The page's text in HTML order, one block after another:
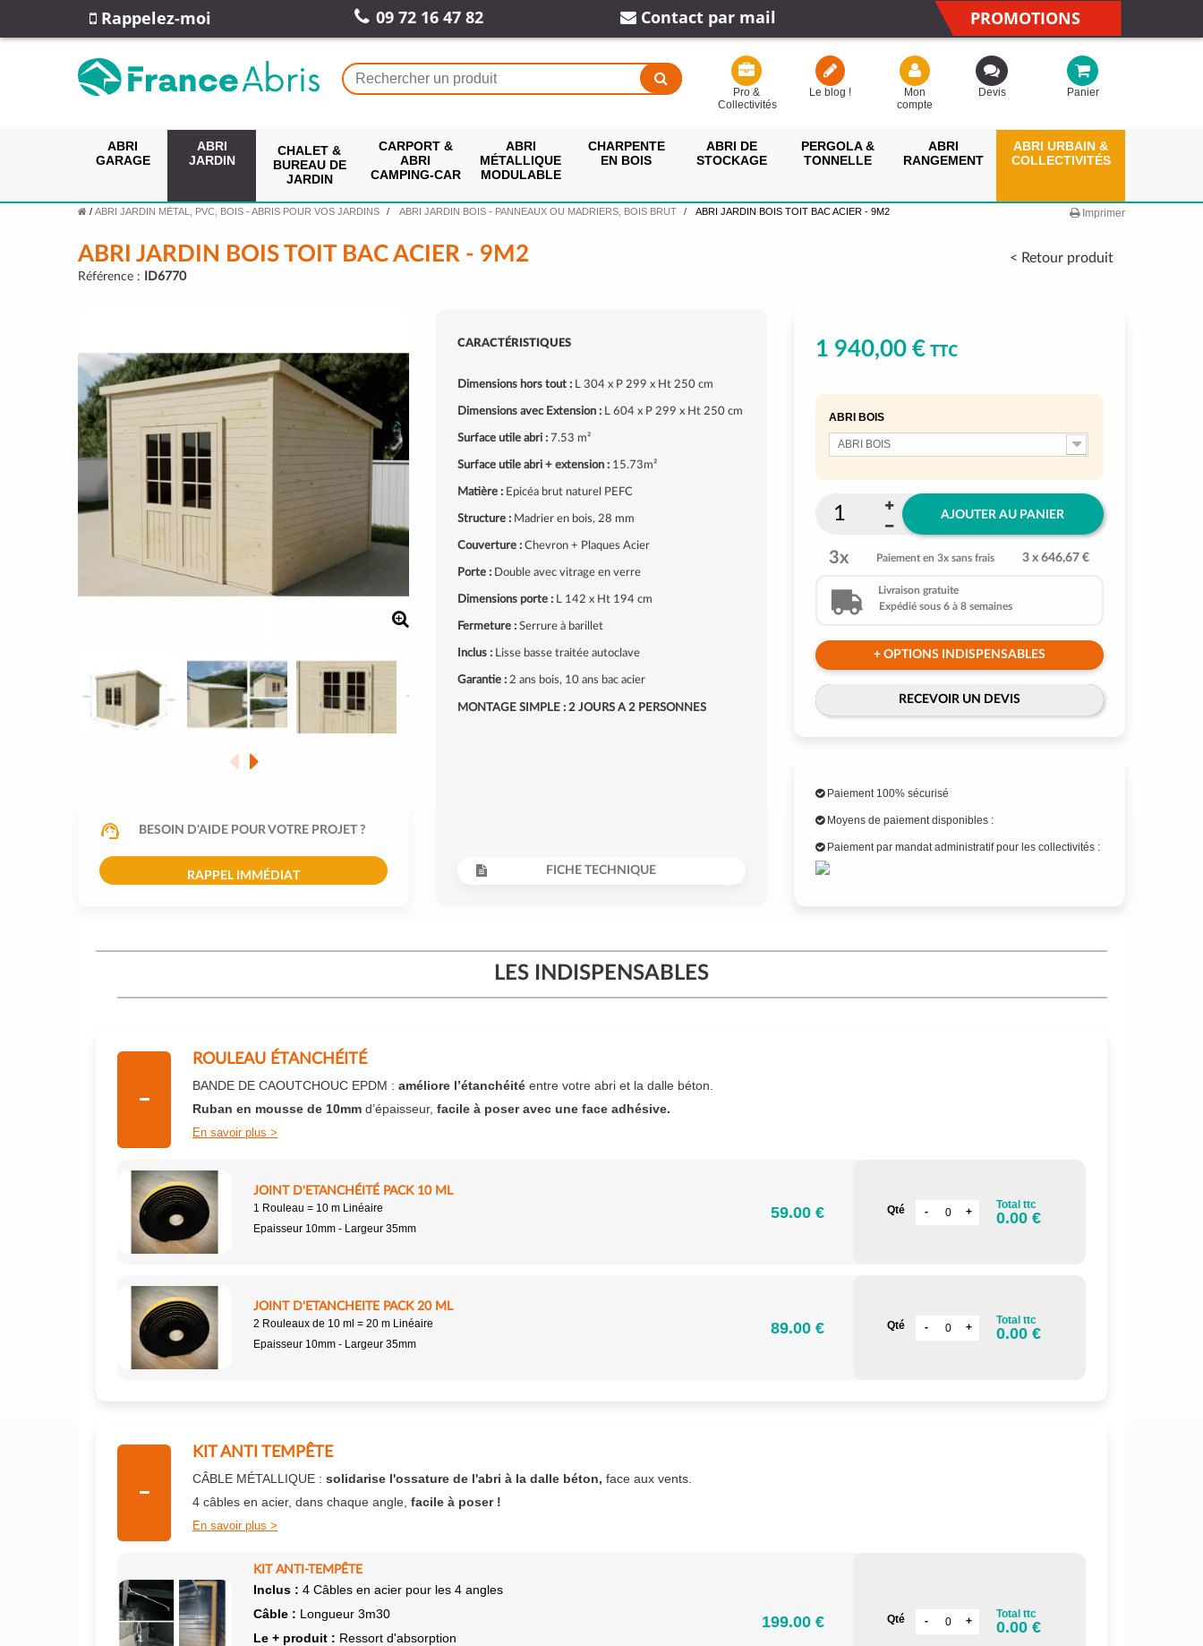
Rappelez-moi 09 72 16 47 82 Contact par mail PROMOTIONS
Pro &
Collectivités
Le blog !
Mon
compte
Devis Panier
ABRI
GARAGE
ABRI
JARDIN
CHALET &
BUREAU DE
JARDIN
CARPORT &
ABRI
CAMPING-CAR
ABRI
MÉTALLIQUE
MODULABLE
CHARPENTE
EN BOIS
ABRI DE
STOCKAGE
PERGOLA &
TONNELLE
ABRI
RANGEMENT
ABRI URBAIN &
COLLECTIVITÉS
/ ABRI JARDIN MÉTAL, PVC, BOIS - ABRIS POUR VOS JARDINS ABRI JARDIN BOIS - PANNEAUX OU MADRIERS, BOIS BRUT ABRI JARDIN BOIS TOIT BAC ACIER - 9M2 Imprimer
< Retour produit
ABRI JARDIN BOIS TOIT BAC ACIER - 9M2
Référence : ID6770
BESOIN D'AIDE POUR VOTRE PROJET ?
RAPPEL IMMÉDIAT
CARACTÉRISTIQUES
Dimensions hors tout :L 304 x P 299 x Ht 250 cm
Dimensions avec Extension :L 604 x P 299 x Ht 250 cm
Surface utile abri :7.53 m²
Surface utile abri + extension :15.73m²
Matière :Epicéa brut naturel PEFC
Structure :Madrier en bois, 28 mm
Couverture :Chevron + Plaques Acier
Porte :Double avec vitrage en verre
Dimensions porte :L 142 x Ht 194 cm
Fermeture :Serrure à barillet
Inclus :Lisse basse traitée autoclave
Garantie :2 ans bois, 10 ans bac acier
MONTAGE SIMPLE : 2 JOURS A 2 PERSONNES
FICHE TECHNIQUE
1 940,00 €TTC
ABRI BOIS
ABRI BOIS
AJOUTER AU PANIER
3x Paiement en 3x sans frais 3 x 646,67 €
Livraison gratuite
Expédié sous 6 à 8 semaines
+ OPTIONS INDISPENSABLES
RECEVOIR UN DEVIS
Paiement 100% sécurisé
Moyens de paiement disponibles :
Paiement par mandat administratif pour les collectivités :
LES INDISPENSABLES
ROULEAU ÉTANCHÉITÉ
BANDE DE CAOUTCHOUC EPDM : améliore l’étanchéité entre votre abri et la dalle béton.
Ruban en mousse de 10mm d’épaisseur, facile à poser avec une face adhésive.
En savoir plus
JOINT D'ETANCHÉITÉ PACK 10 ML
1 Rouleau = 10 m Linéaire
Epaisseur 10mm - Largeur 35mm
59.00 € Qté Total ttc
0.00 €
JOINT D'ETANCHEITE PACK 20 ML
2 Rouleaux de 10 ml = 20 m Linéaire
Epaisseur 10mm - Largeur 35mm
89.00 € Qté Total ttc
0.00 €
KIT ANTI TEMPÊTE
CÂBLE MÉTALLIQUE : solidarise l'ossature de l'abri à la dalle béton, face aux vents.
4 câbles en acier, dans chaque angle, facile à poser !
En savoir plus
KIT ANTI-TEMPÊTE
Inclus : 4 Câbles en acier pour les 4 angles
Câble : Longueur 3m30
Le + produit : Ressort d'absorption
199.00 € Qté Total ttc
0.00 €